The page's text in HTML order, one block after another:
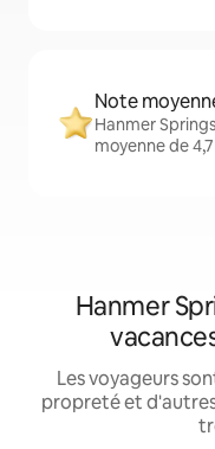
Note
Hanmer
moyenne de
Hanmer
Les voyageurs
propreté et